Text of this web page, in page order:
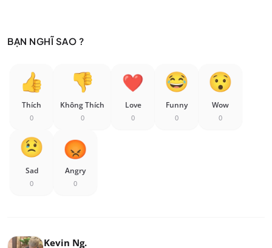
BẠN NGHĨ SAO ?
Thích
0
Không Thích
0
Love
0
Funny
0
Wow
0
Sad
0
Angry
0
Kevin Ng.